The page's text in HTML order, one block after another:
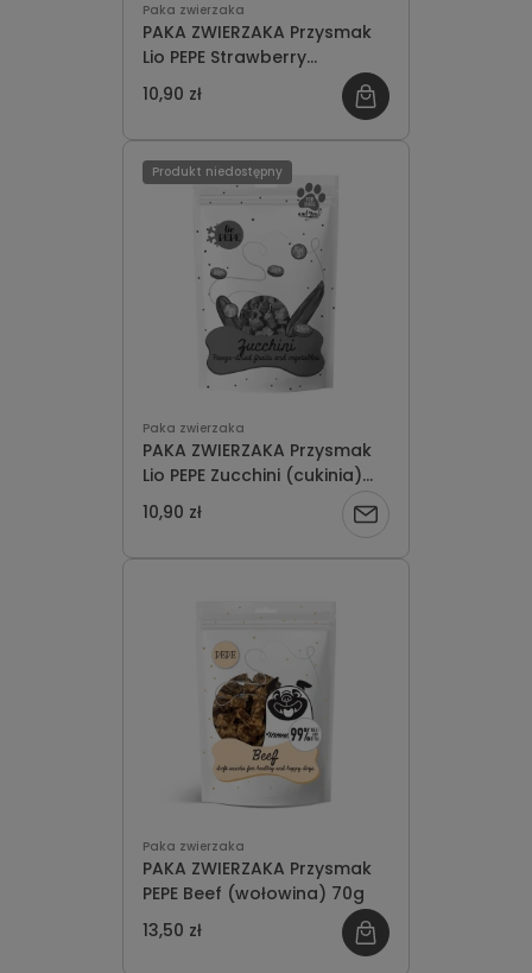
Paka zwierzaka
PAKA ZWIERZAKA Przysmak
Lio PEPE Strawberry
(truskawka) 20g
10,90 zł
Paka zwierzaka
PAKA ZWIERZAKA Przysmak
Lio PEPE Zucchini (cukinia)
20g
10,90 zł
Produkt niedostępny
Powiadom
o
Paka zwierzaka
PAKA ZWIERZAKA Przysmak
PEPE Beef (wołowina) 70g
13,50 zł